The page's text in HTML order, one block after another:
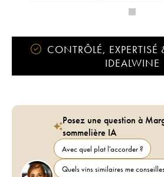
CONTRÔLÉ, EXPERTISÉ
IDEALWINE
Posez une question à
sommelière IA
Avec quel plat l'accorder ?
Quels vins similaires me